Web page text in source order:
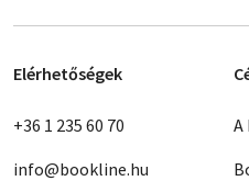
Elérhetőségek
+36 1 235 60 70
info@bookline.hu
A